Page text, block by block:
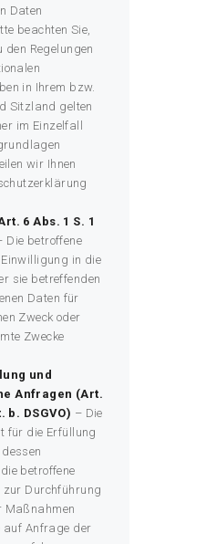
Daten
beachten Sie,
Regelungen
in Ihrem bzw.
Sitzland gelten
im Einzelfall
wir Ihnen
6 Abs. 1 S. 1
Die betroffene
in die
sie betreffenden
Daten für
Zweck oder
Zwecke
und
Anfragen (Art.
b. DSGVO) – Die
für die Erfüllung
betroffene
zur Durchführung
Maßnahmen
auf Anfrage der